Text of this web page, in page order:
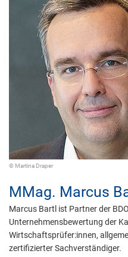
© Martina Draper
MMag. Marcus
Marcus Bartl ist Partner der
Unternehmensbewertung der
Wirtschaftsprüfer:innen,
zertifizierter Sachverständiger.